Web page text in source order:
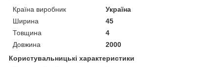
Країна виробник
Україна
Ширина
45
Товщина
4
Довжина
2000
Користувальницькі характеристики